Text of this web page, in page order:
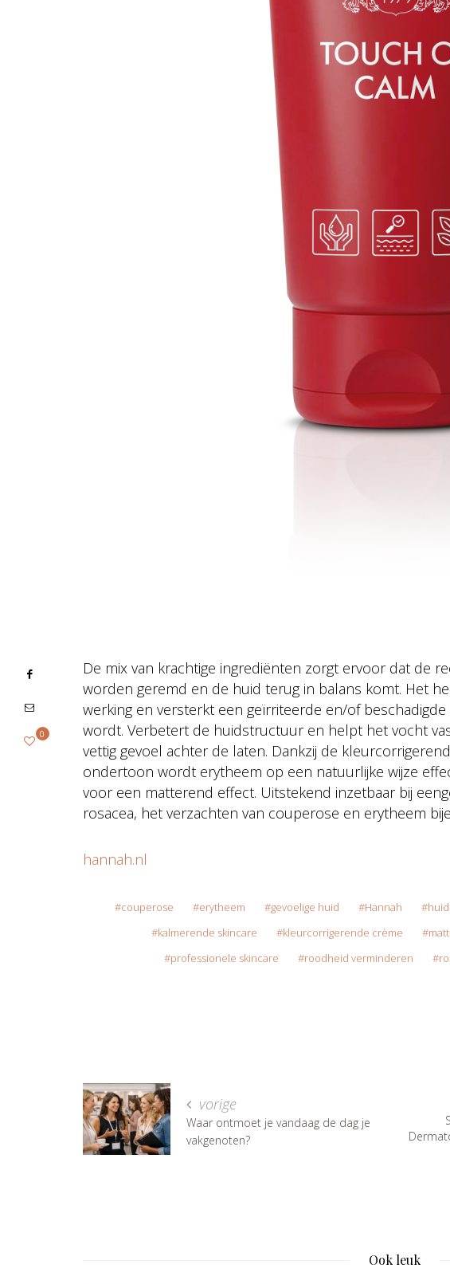
De mix van krachtige ingrediënten zorgt ervoor dat de
worden geremd en de huid terug in balans komt. Het
werking en versterkt een geïrriteerde en/of
wordt. Verbetert de huidstructuur en helpt het vocht
vettig gevoel achter de laten. Dankzij de
ondertoon wordt erytheem op een natuurlijke wijze
voor een matterend effect. Uitstekend inzetbaar bij
rosacea, het verzachten van couperose en erytheem
hannah.nl
0
couperose erytheem gevoelige huid Hannah
kalmerende skincare
kleurcorrigerende crème
professionele skincare
roodheid verminderen
vorige
Waar ontmoet je vandaag de dag je
vakgenoten?
Ook leuk